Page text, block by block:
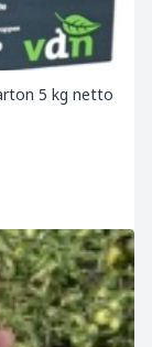
5 kg netto